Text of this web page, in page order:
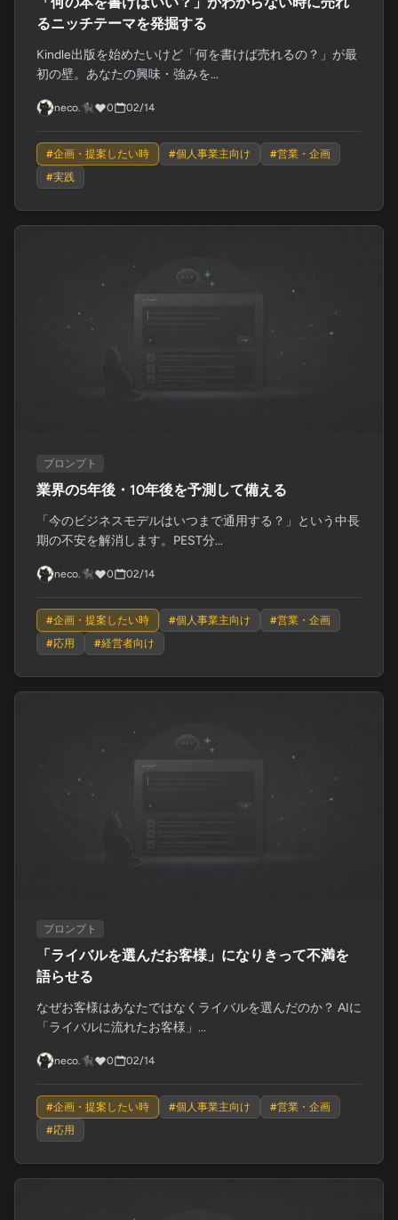
るニッチテーマを発掘する
Kindle出版を始めたいけど「何を書けば売れるの？」が最
初の壁。あなたの興味・強みを...
neco.🐈‍⬛ 0 02/14
#企画・提案したい時 #個人事業主向け #営業・企画
#実践
プロンプト
業界の5年後・10年後を予測して備える
「今のビジネスモデルはいつまで通用する？」という中長
期の不安を解消します。PEST分...
neco.🐈‍⬛ 0 02/14
#企画・提案したい時 #個人事業主向け #営業・企画
#応用 #経営者向け
プロンプト
「ライバルを選んだお客様」になりきって不満を
語らせる
なぜお客様はあなたではなくライバルを選んだのか？ AIに
「ライバルに流れたお客様」...
neco.🐈‍⬛ 0 02/14
#企画・提案したい時 #個人事業主向け #営業・企画
#応用